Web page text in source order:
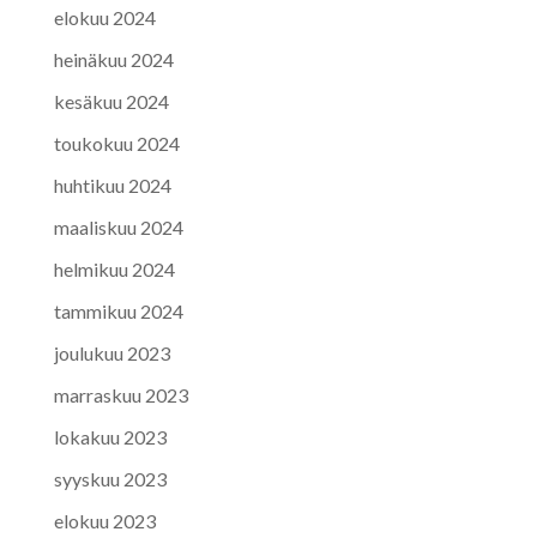
elokuu 2024
heinäkuu 2024
kesäkuu 2024
toukokuu 2024
huhtikuu 2024
maaliskuu 2024
helmikuu 2024
tammikuu 2024
joulukuu 2023
marraskuu 2023
lokakuu 2023
syyskuu 2023
elokuu 2023